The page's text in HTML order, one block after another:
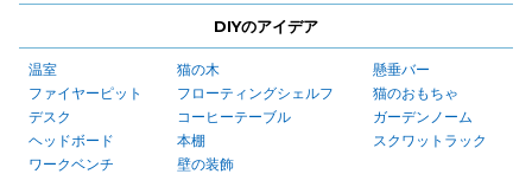
DIYのアイデア
温室
ファイヤーピット
デスク
ヘッドボード
ワークベンチ
猫の木
フローティングシェルフ
コーヒーテーブル
本棚
壁の装飾
懸垂バー
猫のおもちゃ
ガーデンノーム
スクワットラック